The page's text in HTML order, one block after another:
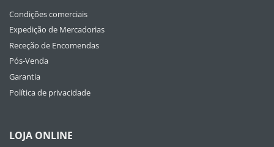
Condições comerciais
Expedição de Mercadorias
Receção de Encomendas
Pós-Venda
Garantia
Política de privacidade
LOJA ONLINE